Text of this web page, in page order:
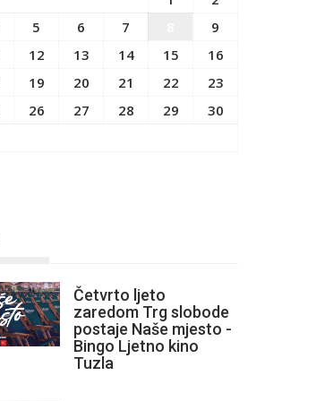
5 6 7
9
12 13 14 15
16
19 20 21 22
23
26 27 28 29
30
Četvrto ljeto
zaredom Trg slobode
postaje Naše mjesto -
Bingo Ljetno kino
Tuzla